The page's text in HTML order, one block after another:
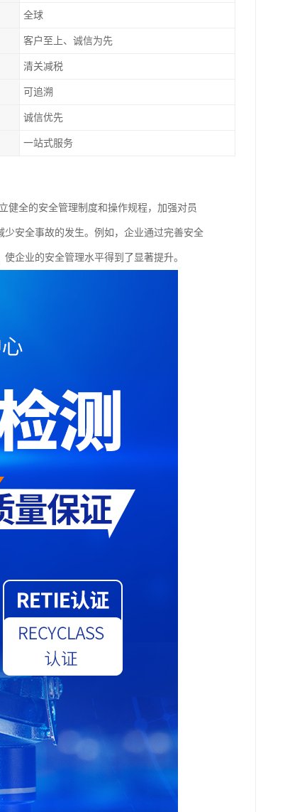
全球
客户至上、诚信为先
清关减税
可追溯
诚信优先
一站式服务
健全的安全管理制度和操作规程，加强对员
安全事故的发生。例如，企业通过完善安全
企业的安全管理水平得到了显著提升。